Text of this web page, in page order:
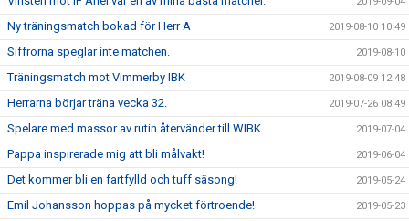
Ny träningsmatch bokad för Herr A 2019-08-10 10:49
Siffrorna speglar inte matchen. 2019-08-10
Träningsmatch mot Vimmerby IBK 2019-08-09 12:48
Herrarna börjar träna vecka 32. 2019-07-26 08:49
Spelare med massor av rutin återvänder till WIBK 2019-07-04
Pappa inspirerade mig att bli målvakt! 2019-06-04
Det kommer bli en fartfylld och tuff säsong! 2019-05-24
Emil Johansson hoppas på mycket förtroende! 2019-05-23